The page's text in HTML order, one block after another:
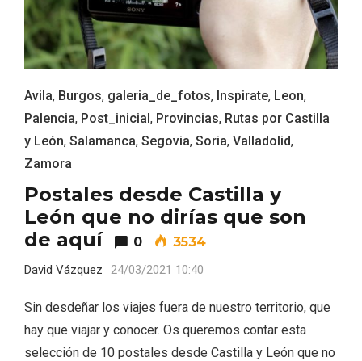
Avila, Burgos, galeria_de_fotos, Inspirate, Leon,
Palencia, Post_inicial, Provincias, Rutas por Castilla
y León, Salamanca, Segovia, Soria, Valladolid,
Zamora
Postales desde Castilla y
León que no dirías que son
de aquí
0 3534
David Vázquez 24/03/2021 10:40
Sin desdeñar los viajes fuera de nuestro territorio, que
hay que viajar y conocer. Os queremos contar esta
selección de 10 postales desde Castilla y León que no
El Espinar, un pueblo oculto de la Sierra
de Guadarrama en su vertiente
segoviana